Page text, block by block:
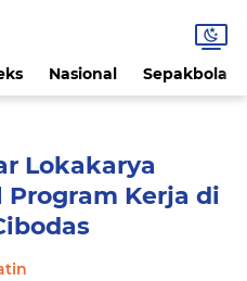
Nasional Sepakbola
Lokakarya
Program Kerja di